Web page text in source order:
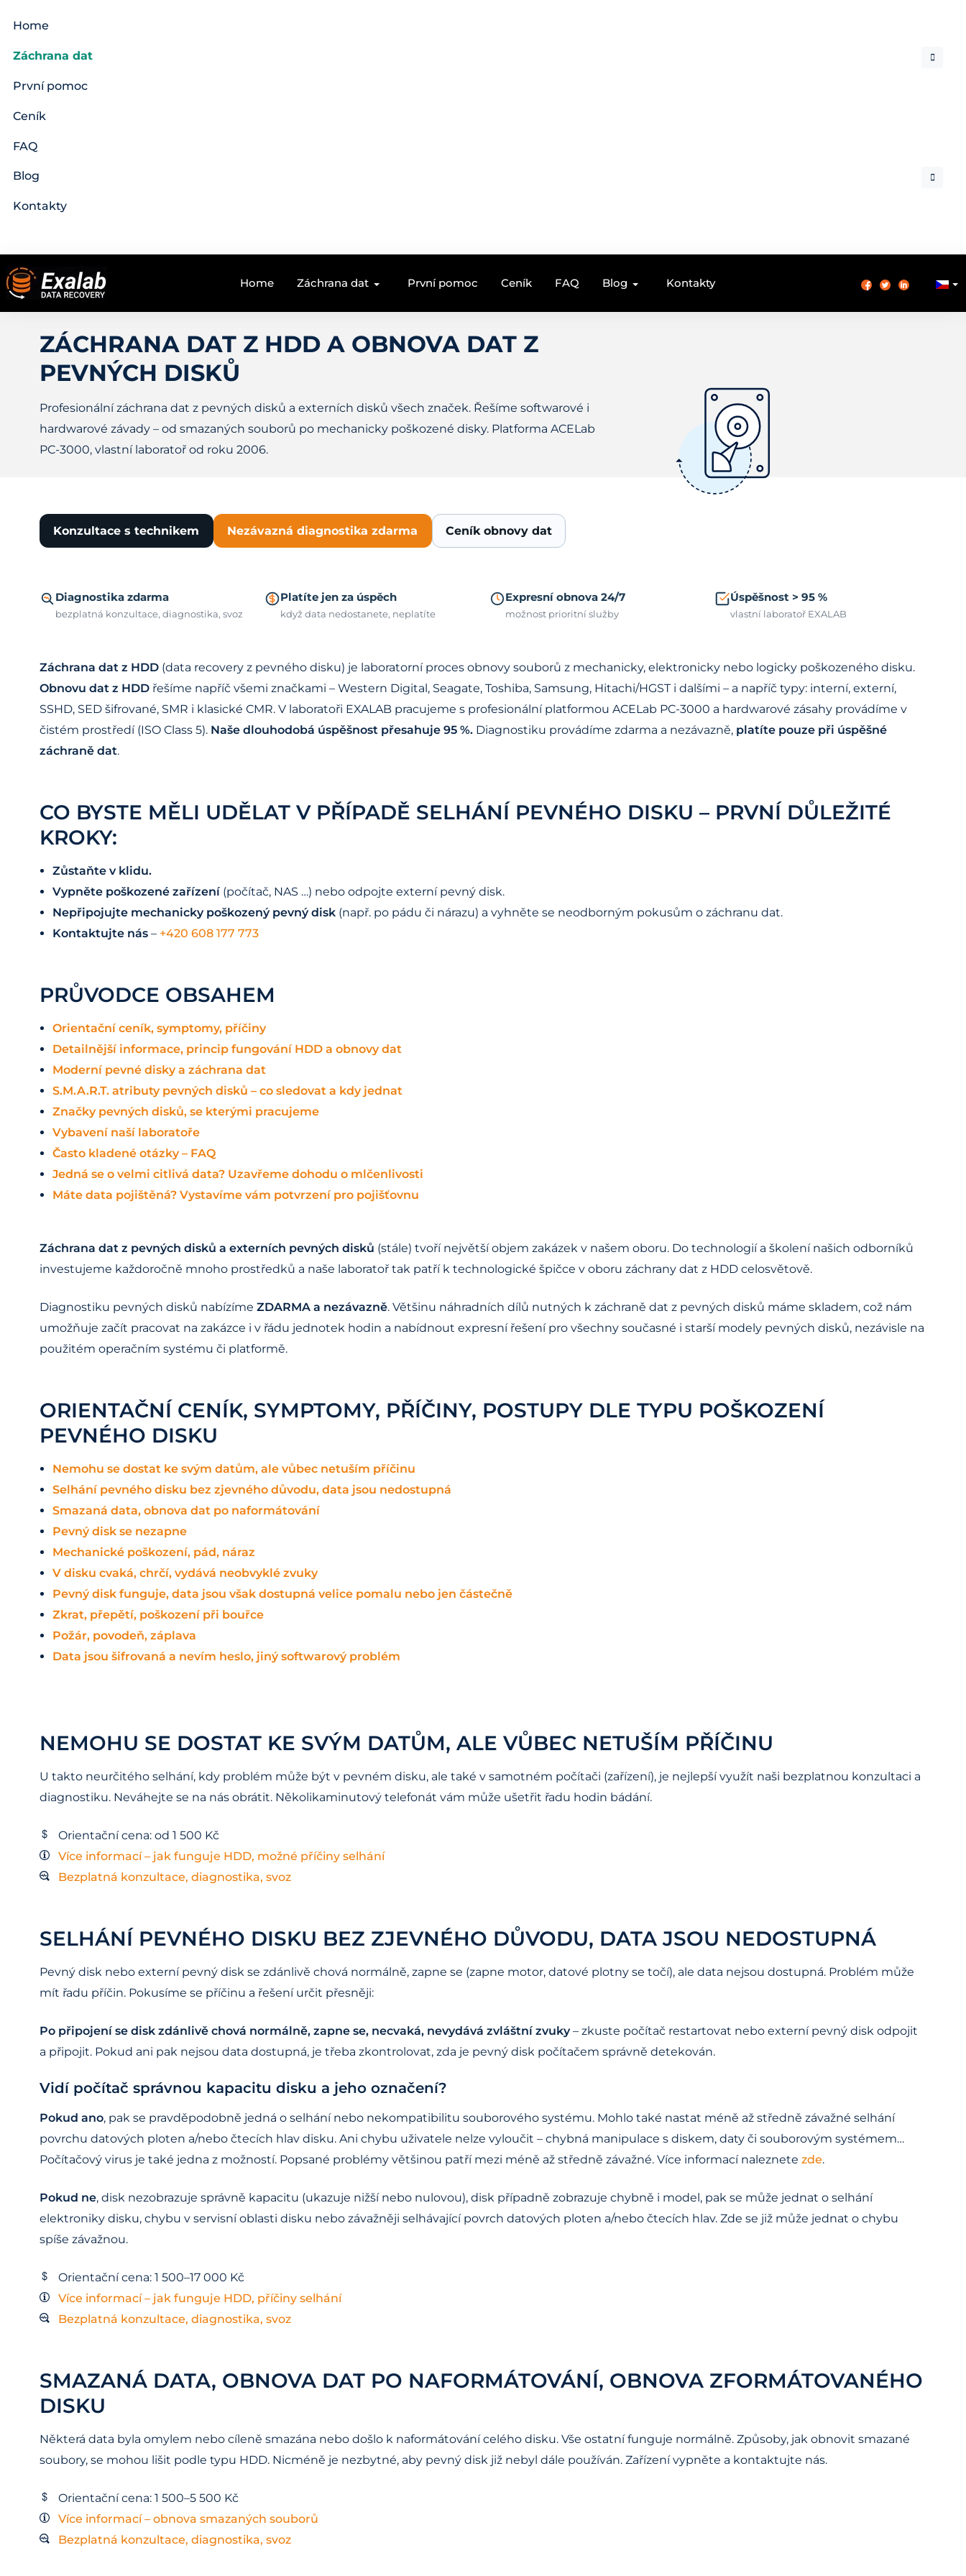
Home
Záchrana dat
První pomoc
Ceník
FAQ
Blog
Kontakty
Home Záchrana dat První pomoc Ceník FAQ Blog Kontakty
ZÁCHRANA DAT Z HDD A OBNOVA DAT Z
PEVNÝCH DISKŮ
Profesionální záchrana dat z pevných disků a externích disků všech značek. Řešíme softwarové i
hardwarové závady – od smazaných souborů po mechanicky poškozené disky. Platforma ACELab
PC-3000, vlastní laboratoř od roku 2006.
Konzultace s technikem Nezávazná diagnostika zdarma Ceník obnovy dat
Diagnostika zdarma
bezplatná konzultace, diagnostika, svoz
Platíte jen za úspěch
když data nedostanete, neplatíte
Expresní obnova 24/7
možnost prioritní služby
Úspěšnost > 95 %
vlastní laboratoř EXALAB
Záchrana dat z HDD (data recovery z pevného disku) je laboratorní proces obnovy souborů z mechanicky, elektronicky nebo logicky poškozeného disku.
Obnovu dat z HDD řešíme napříč všemi značkami – Western Digital, Seagate, Toshiba, Samsung, Hitachi/HGST i dalšími – a napříč typy: interní, externí,
SSHD, SED šifrované, SMR i klasické CMR. V laboratoři EXALAB pracujeme s profesionální platformou ACELab PC-3000 a hardwarové zásahy provádíme v
čistém prostředí (ISO Class 5). Naše dlouhodobá úspěšnost přesahuje 95 %. Diagnostiku provádíme zdarma a nezávazně, platíte pouze při úspěšné
záchraně dat.
CO BYSTE MĚLI UDĚLAT V PŘÍPADĚ SELHÁNÍ PEVNÉHO DISKU – PRVNÍ DŮLEŽITÉ
KROKY:
Zůstaňte v klidu.
Vypněte poškozené zařízení (počítač, NAS …) nebo odpojte externí pevný disk.
Nepřipojujte mechanicky poškozený pevný disk (např. po pádu či nárazu) a vyhněte se neodborným pokusům o záchranu dat.
Kontaktujte nás – +420 608 177 773
PRŮVODCE OBSAHEM
Orientační ceník, symptomy, příčiny
Detailnější informace, princip fungování HDD a obnovy dat
Moderní pevné disky a záchrana dat
S.M.A.R.T. atributy pevných disků – co sledovat a kdy jednat
Značky pevných disků, se kterými pracujeme
Vybavení naší laboratoře
Často kladené otázky – FAQ
Jedná se o velmi citlivá data? Uzavřeme dohodu o mlčenlivosti
Máte data pojištěná? Vystavíme vám potvrzení pro pojišťovnu
Záchrana dat z pevných disků a externích pevných disků (stále) tvoří největší objem zakázek v našem oboru. Do technologií a školení našich odborníků
investujeme každoročně mnoho prostředků a naše laboratoř tak patří k technologické špičce v oboru záchrany dat z HDD celosvětově.
Diagnostiku pevných disků nabízíme ZDARMA a nezávazně. Většinu náhradních dílů nutných k záchraně dat z pevných disků máme skladem, což nám
umožňuje začít pracovat na zakázce i v řádu jednotek hodin a nabídnout expresní řešení pro všechny současné i starší modely pevných disků, nezávisle na
použitém operačním systému či platformě.
ORIENTAČNÍ CENÍK, SYMPTOMY, PŘÍČINY, POSTUPY DLE TYPU POŠKOZENÍ
PEVNÉHO DISKU
Nemohu se dostat ke svým datům, ale vůbec netuším příčinu
Selhání pevného disku bez zjevného důvodu, data jsou nedostupná
Smazaná data, obnova dat po naformátování
Pevný disk se nezapne
Mechanické poškození, pád, náraz
V disku cvaká, chrčí, vydává neobvyklé zvuky
Pevný disk funguje, data jsou však dostupná velice pomalu nebo jen částečně
Zkrat, přepětí, poškození při bouřce
Požár, povodeň, záplava
Data jsou šifrovaná a nevím heslo, jiný softwarový problém
NEMOHU SE DOSTAT KE SVÝM DATŮM, ALE VŮBEC NETUŠÍM PŘÍČINU
U takto neurčitého selhání, kdy problém může být v pevném disku, ale také v samotném počítači (zařízení), je nejlepší využít naši bezplatnou konzultaci a
diagnostiku. Neváhejte se na nás obrátit. Několikaminutový telefonát vám může ušetřit řadu hodin bádání.
Orientační cena: od 1 500 Kč
Více informací – jak funguje HDD, možné příčiny selhání
Bezplatná konzultace, diagnostika, svoz
SELHÁNÍ PEVNÉHO DISKU BEZ ZJEVNÉHO DŮVODU, DATA JSOU NEDOSTUPNÁ
Pevný disk nebo externí pevný disk se zdánlivě chová normálně, zapne se (zapne motor, datové plotny se točí), ale data nejsou dostupná. Problém může
mít řadu příčin. Pokusíme se příčinu a řešení určit přesněji:
Po připojení se disk zdánlivě chová normálně, zapne se, necvaká, nevydává zvláštní zvuky– zkuste počítač restartovat nebo externí pevný disk odpojit
a připojit. Pokud ani pak nejsou data dostupná, je třeba zkontrolovat, zda je pevný disk počítačem správně detekován.
Vidí počítač správnou kapacitu disku a jeho označení?
Pokud ano, pak se pravděpodobně jedná o selhání nebo nekompatibilitu souborového systému. Mohlo také nastat méně až středně závažné selhání
povrchu datových ploten a/nebo čtecích hlav disku. Ani chybu uživatele nelze vyloučit – chybná manipulace s diskem, daty či souborovým systémem…
Počítačový virus je také jedna z možností. Popsané problémy většinou patří mezi méně až středně závažné. Více informací naleznete zde.
Pokud ne, disk nezobrazuje správně kapacitu (ukazuje nižší nebo nulovou), disk případně zobrazuje chybně i model, pak se může jednat o selhání
elektroniky disku, chybu v servisní oblasti disku nebo závažněji selhávající povrch datových ploten a/nebo čtecích hlav. Zde se již může jednat o chybu
spíše závažnou.
Orientační cena: 1 500–17 000 Kč
Více informací – jak funguje HDD, příčiny selhání
Bezplatná konzultace, diagnostika, svoz
SMAZANÁ DATA, OBNOVA DAT PO NAFORMÁTOVÁNÍ, OBNOVA ZFORMÁTOVANÉHO
DISKU
Některá data byla omylem nebo cíleně smazána nebo došlo k naformátování celého disku. Vše ostatní funguje normálně. Způsoby, jak obnovit smazané
soubory, se mohou lišit podle typu HDD. Nicméně je nezbytné, aby pevný disk již nebyl dále používán. Zařízení vypněte a kontaktujte nás.
Orientační cena: 1 500–5 500 Kč
Více informací – obnova smazaných souborů
Bezplatná konzultace, diagnostika, svoz